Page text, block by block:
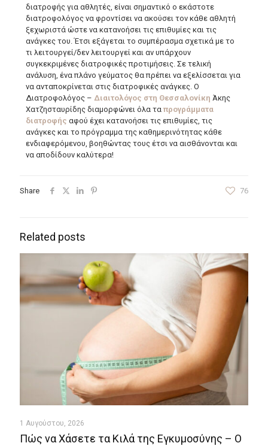
διατροφής για αθλητές, είναι σημαντικό ο εκάστοτε
διατροφολόγος να φροντίσει να ακούσει τον κάθε αθλητή
ξεχωριστά ώστε να κατανοήσει τις επιθυμίες και τις
ανάγκες του. Έτσι εξάγεται το συμπέρασμα σχετικά με το
τι λειτουργεί/δεν λειτουργεί και αν υπάρχουν
συγκεκριμένες διατροφικές προτιμήσεις. Σε τελική
ανάλυση, ένα πλάνο γεύματος θα πρέπει να εξελίσσεται για
να ανταποκρίνεται στις διατροφικές ανάγκες. Ο
Διατροφολόγος – Διαιτολόγος στη Θεσσαλονίκη Άκης
Χατζησταυρίδης διαμορφώνει όλα τα προγράμματα
διατροφής αφού έχει κατανοήσει τις επιθυμίες, τις
ανάγκες και το πρόγραμμα της καθημερινότητας κάθε
ενδιαφερόμενου, βοηθώντας τους έτσι να αισθάνονται και
να αποδίδουν καλύτερα!
Share 76
Related posts
1 Αυγούστου, 2026
Πώς να Χάσετε τα Κιλά της Εγκυμοσύνης – Ο